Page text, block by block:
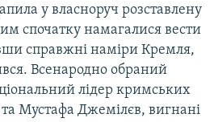
у власноруч розставлену
спочатку намагалися вести
справжні наміри Кремля,
Всенародно обраний
лідер кримських
Мустафа Джемілєв, вигнані